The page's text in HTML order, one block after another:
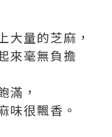
大量的芝麻，
來毫無負擔
滿，
味很飄香。